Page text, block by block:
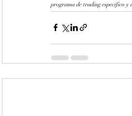
programa de trading especifico y